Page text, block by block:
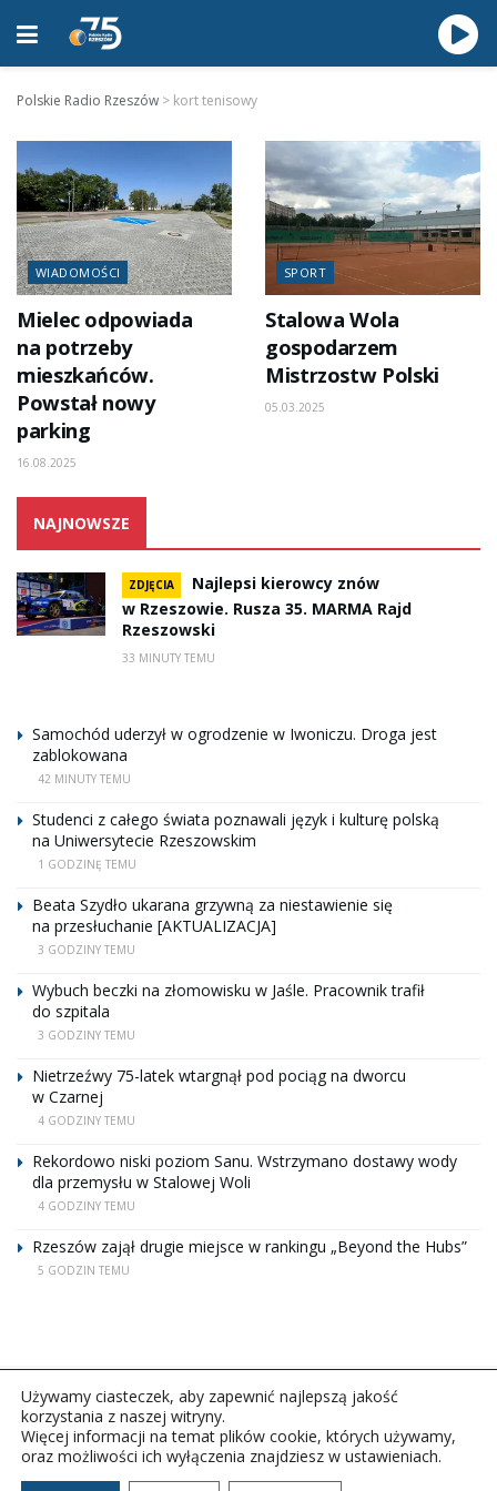
Polskie Radio Rzeszów > kort tenisowy
WIADOMOŚCI
Mielec odpowiada
na potrzeby
mieszkańców.
Powstał nowy
parking
16.08.2025
SPORT
Stalowa Wola
gospodarzem
Mistrzostw Polski
05.03.2025
NAJNOWSZE
ZDJĘCIA
Najlepsi kierowcy znów
w Rzeszowie. Rusza 35. MARMA Rajd
Rzeszowski
33 MINUTY TEMU
Samochód uderzył w ogrodzenie w Iwoniczu. Droga jest
zablokowana
42 MINUTY TEMU
Studenci z całego świata poznawali język i kulturę polską
na Uniwersytecie Rzeszowskim
1 GODZINĘ TEMU
Beata Szydło ukarana grzywną za niestawienie się
na przesłuchanie [AKTUALIZACJA]
3 GODZINY TEMU
Wybuch beczki na złomowisku w Jaśle. Pracownik trafił
do szpitala
3 GODZINY TEMU
Nietrzeźwy 75-latek wtargnął pod pociąg na dworcu
w Czarnej
4 GODZINY TEMU
Rekordowo niski poziom Sanu. Wstrzymano dostawy wody
dla przemysłu w Stalowej Woli
4 GODZINY TEMU
Rzeszów zajął drugie miejsce w rankingu „Beyond the Hubs”
5 GODZIN TEMU
Copyright © 2026Polskie Radio Rzeszów S.A. w likwidacj.
Używamy ciasteczek, aby zapewnić najlepszą jakość
korzystania z naszej witryny.
Więcej informacji na temat plików cookie, których używamy,
oraz możliwości ich wyłączenia znajdziesz w ustawieniach.